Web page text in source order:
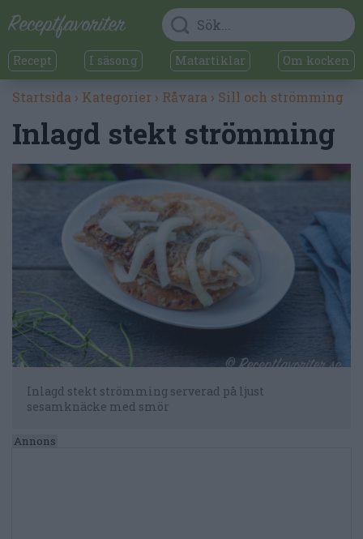
Recept I säsong Matartiklar Om kocken
Startsida › Kategorier › Råvara › Sill och strömming
Inlagd stekt strömming
Inlagd stekt strömming serverad på ljust
sesamknäcke med smör